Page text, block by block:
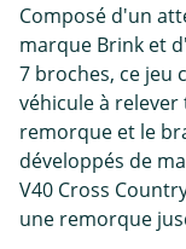
Composé d'un
marque Brink et
7 broches, ce jeu
véhicule à
remorque et le
développés de
V40 Cross
une remorque